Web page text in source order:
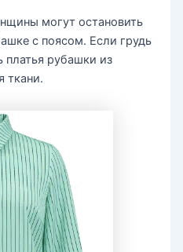
могут остановить
с поясом. Если грудь
рубашки из
ткани.